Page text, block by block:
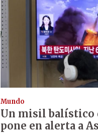
Mundo
Un misil balístico
pone en alerta a